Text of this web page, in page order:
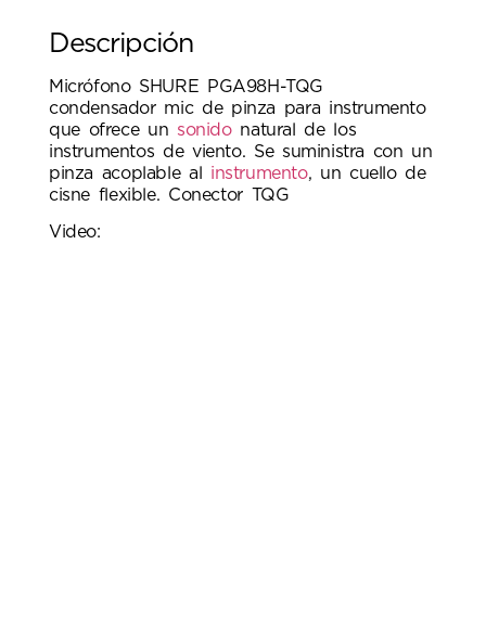
Descripción
Micrófono SHURE PGA98H-TQG
condensador mic de pinza para instrumento
que ofrece un sonidonatural de los
instrumentos de viento. Se suministra con un
pinza acoplable al instrumento, un cuello de
cisne flexible. Conector TQG
Video: